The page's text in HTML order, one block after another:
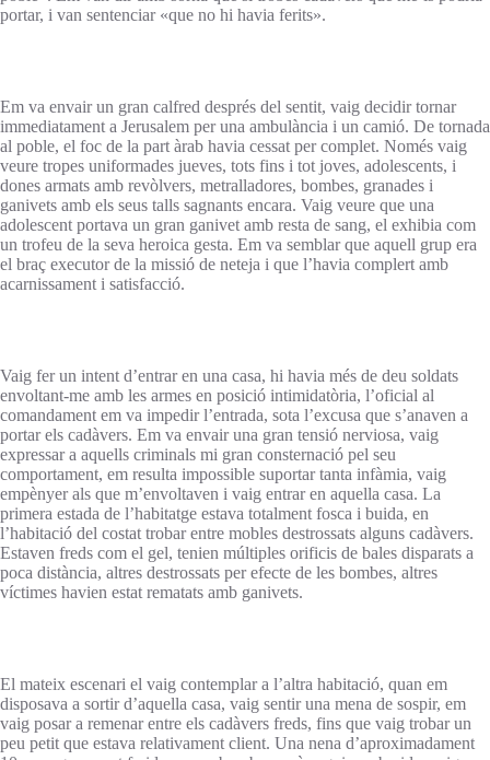
portar, i van sentenciar «que no hi havia ferits».
Em va envair un gran calfred després del sentit, vaig decidir tornar
immediatament a Jerusalem per una ambulància i un camió. De tornada
al poble, el foc de la part àrab havia cessat per complet. Només vaig
veure tropes uniformades jueves, tots fins i tot joves, adolescents, i
dones armats amb revòlvers, metralladores, bombes, granades i
ganivets amb els seus talls sagnants encara. Vaig veure que una
adolescent portava un gran ganivet amb resta de sang, el exhibia com
un trofeu de la seva heroica gesta. Em va semblar que aquell grup era
el braç executor de la missió de neteja i que l’havia complert amb
acarnissament i satisfacció.
Vaig fer un intent d’entrar en una casa, hi havia més de deu soldats
envoltant-me amb les armes en posició intimidatòria, l’oficial al
comandament em va impedir l’entrada, sota l’excusa que s’anaven a
portar els cadàvers. Em va envair una gran tensió nerviosa, vaig
expressar a aquells criminals mi gran consternació pel seu
comportament, em resulta impossible suportar tanta infàmia, vaig
empènyer als que m’envoltaven i vaig entrar en aquella casa. La
primera estada de l’habitatge estava totalment fosca i buida, en
l’habitació del costat trobar entre mobles destrossats alguns cadàvers.
Estaven freds com el gel, tenien múltiples orificis de bales disparats a
poca distància, altres destrossats per efecte de les bombes, altres
víctimes havien estat rematats amb ganivets.
El mateix escenari el vaig contemplar a l’altra habitació, quan em
disposava a sortir d’aquella casa, vaig sentir una mena de sospir, em
vaig posar a remenar entre els cadàvers freds, fins que vaig trobar un
peu petit que estava relativament client. Una nena d’aproximadament